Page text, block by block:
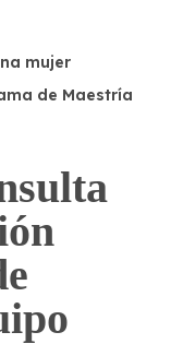
mujer
de Maestría